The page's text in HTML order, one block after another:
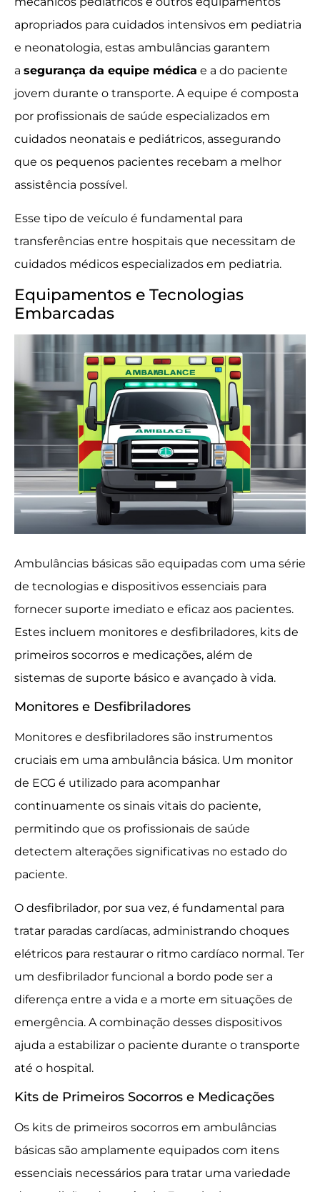
apropriados para cuidados intensivos em pediatria
e neonatologia, estas ambulâncias garantem
a segurança da equipe médica e a do paciente
jovem durante o transporte. A equipe é composta
por profissionais de saúde especializados em
cuidados neonatais e pediátricos, assegurando
que os pequenos pacientes recebam a melhor
assistência possível.
Esse tipo de veículo é fundamental para
transferências entre hospitais que necessitam de
cuidados médicos especializados em pediatria.
Equipamentos e Tecnologias
Embarcadas
Ambulâncias básicas são equipadas com uma série
de tecnologias e dispositivos essenciais para
fornecer suporte imediato e eficaz aos pacientes.
Estes incluem monitores e desfibriladores, kits de
primeiros socorros e medicações, além de
sistemas de suporte básico e avançado à vida.
Monitores e Desfibriladores
Monitores e desfibriladores são instrumentos
cruciais em uma ambulância básica. Um monitor
de ECG é utilizado para acompanhar
continuamente os sinais vitais do paciente,
permitindo que os profissionais de saúde
detectem alterações significativas no estado do
paciente.
O desfibrilador, por sua vez, é fundamental para
tratar paradas cardíacas, administrando choques
elétricos para restaurar o ritmo cardíaco normal. Ter
um desfibrilador funcional a bordo pode ser a
diferença entre a vida e a morte em situações de
emergência. A combinação desses dispositivos
ajuda a estabilizar o paciente durante o transporte
até o hospital.
Kits de Primeiros Socorros e Medicações
Os kits de primeiros socorros em ambulâncias
básicas são amplamente equipados com itens
essenciais necessários para tratar uma variedade